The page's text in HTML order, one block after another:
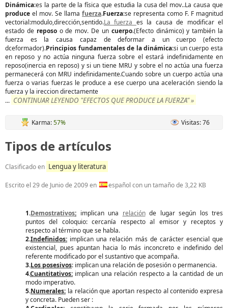
Dinámica:es la parte de la física que estudia la cusa del mov..La causa que
produce el mov. Se llama fuerza.Fuerza:se representa como F. F magnitud
vectorial:modulo,dirección,sentido.La fuerza es la causa de modificar el
estado de reposoo de mov. De un cuerpo.(Efecto dinámico) y también la
fuerza es la causa capaz de deformar a un cuerpo (efecto
dceformador).Principios fundamentales de la dinámica:si un cuerpo esta
en reposo y no actúa ninguna fuerza sobre el estará indefinidamente en
reposo(inercia en reposo) y si un tiene MRU y sobre el no actúa una fuerza
permanecerá con MRU indefinidamente.Cuando sobre un cuerpo actúa una
fuerza o varias fuerzas le produce a ese cuerpo una aceleración siendo la
fuerza y la ireccion directamente
... CONTINUAR LEYENDO "EFECTOS QUE PRODUCE LA FUERZA" »
Karma:57% Visitas: 76
Tipos de artículos
Clasificado en Lengua y literatura
Escrito el 29 de Junio de 2009en español con un tamaño de 3,22 KB
1.Demostrativos: implican una relaciónde lugar según los tres
puntos del coloquio: cercanía respecto al emisor y receptos y
respecto al término que se habla.
2.Indefinidos: implican una relación más de carácter esencial que
existencial, pues apuntan hacia lo más inconcreto e indefinido del
referente modificado por el sustantivo que acompaña.
3.Los posesivos: implican una relación de posesión o permanencia.
4.Cuantitativos: implican una relación respecto a la cantidad de un
modo imperativo.
5.Numerales: la relación que aportan respecto al contenido expresa
y concreta. Pueden ser :